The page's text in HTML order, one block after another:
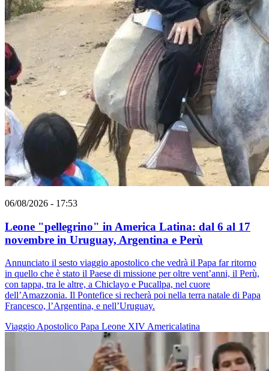
06/08/2026 - 17:53
Leone "pellegrino" in America Latina: dal 6 al 17
novembre in Uruguay, Argentina e Perù
Annunciato il sesto viaggio apostolico che vedrà il Papa far ritorno
in quello che è stato il Paese di missione per oltre vent’anni, il Perù,
con tappa, tra le altre, a Chiclayo e Pucallpa, nel cuore
dell’Amazzonia. Il Pontefice si recherà poi nella terra natale di Papa
Francesco, l’Argentina, e nell’Uruguay.
Viaggio Apostolico Papa Leone XIV Americalatina